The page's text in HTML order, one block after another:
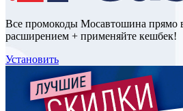
Все промокоды Мосавтошина прямо
расширением + применяйте кешбек!
Установить